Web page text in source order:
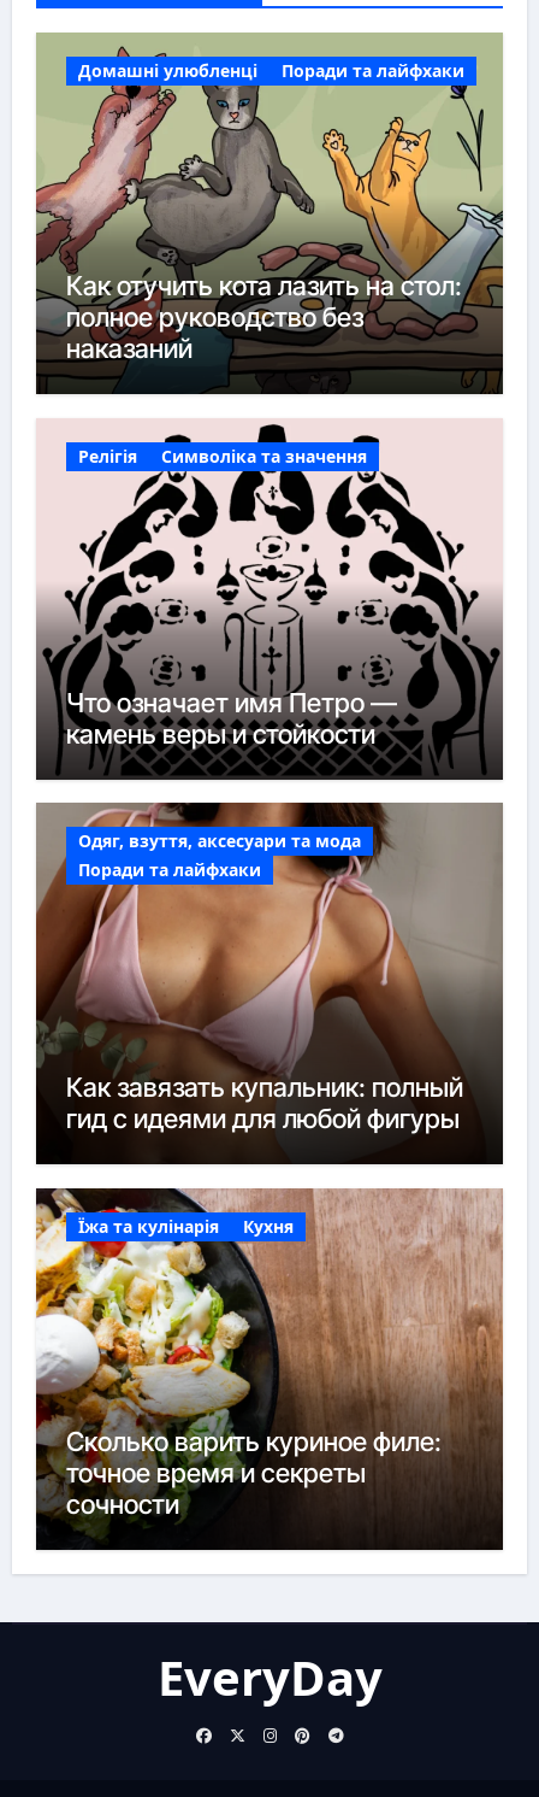
Домашні улюбленці Поради та лайфхаки
Как отучить кота лазить на стол:
полное руководство без
наказаний
Релігія Символіка та значення
Что означает имя Петро —
камень веры и стойкости
Одяг, взуття, аксесуари та мода
Поради та лайфхаки
Как завязать купальник: полный
гид с идеями для любой фигуры
Їжа та кулінарія Кухня
Сколько варить куриное филе:
точное время и секреты
сочности
EveryDay